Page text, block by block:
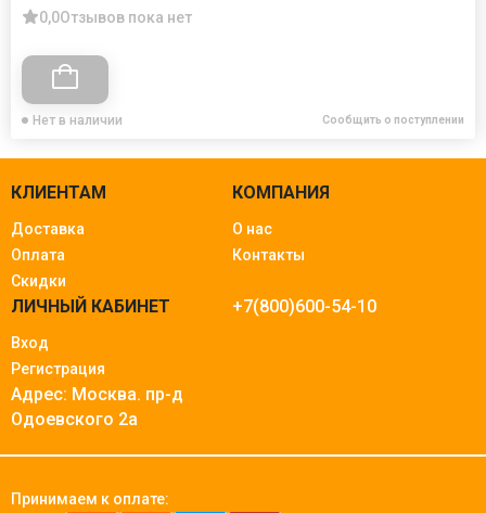
0,0Отзывов пока нет
Нет в наличии Сообщить о поступлении
КЛИЕНТАМ
Доставка
Оплата
Скидки
КОМПАНИЯ
О нас
Контакты
ЛИЧНЫЙ КАБИНЕТ
Вход
Регистрация
+7(800)600-54-10
Адрес: Москва. пр-д
Одоевского 2а
Принимаем к оплате: